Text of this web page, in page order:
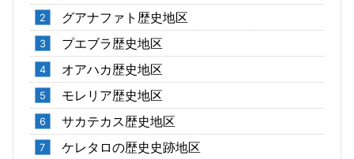
グアナファト歴史地区
プエブラ歴史地区
オアハカ歴史地区
モレリア歴史地区
サカテカス歴史地区
ケレタロの歴史史跡地区